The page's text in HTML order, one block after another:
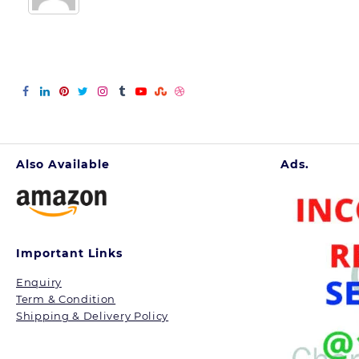
Also Available
Important Links
Enquiry
Term & Condition
Shipping & Delivery Policy
Ads.